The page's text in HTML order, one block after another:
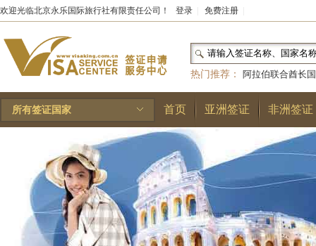
欢迎光临北京永乐国际旅行社有限责任公司！ 登录 免费注册
热门推荐：
阿拉伯联合酋长国
和国|布基纳法索|巴勒斯坦
林王国|安道尔公国|
所有签证国家 首页 亚洲签证 非洲签证